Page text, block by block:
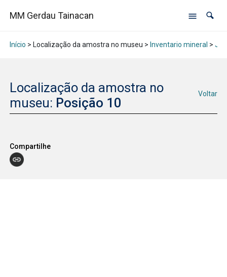
MM Gerdau Tainacan
Início > Localização da amostra no museu > Inventario mineral >
Localização da amostra no
museu: Posição 10
Voltar
Compartilhe